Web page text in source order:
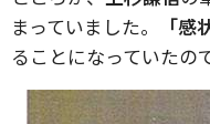
まっていました。
「感
ることになっていたの